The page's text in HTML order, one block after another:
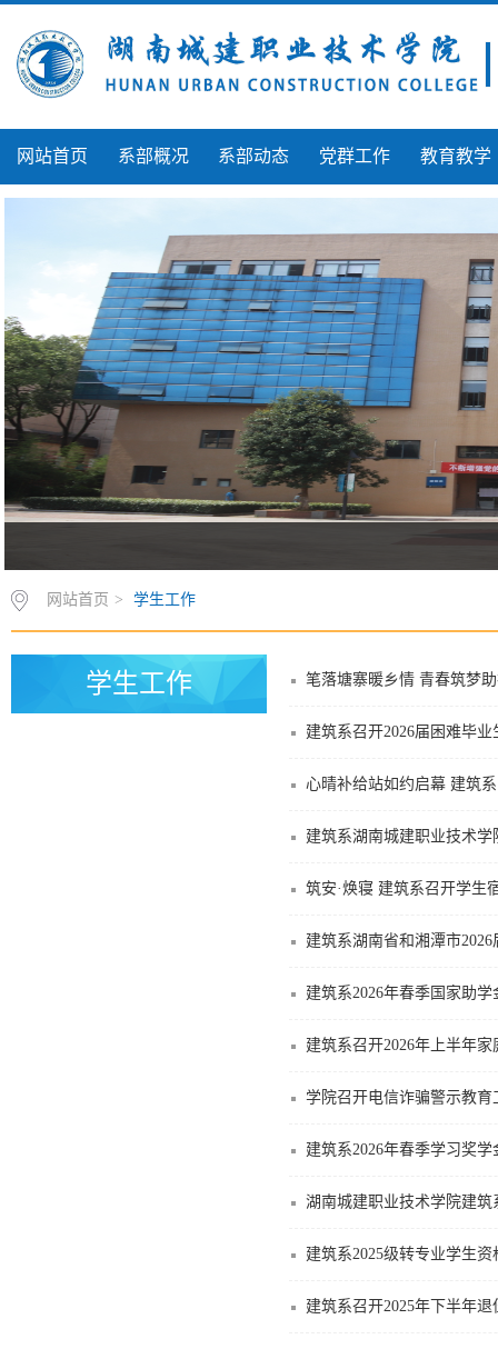
网站首页 系部概况 系部动态 党群工作 教育教学
网站首页 > 学生工作
学生工作 笔落塘寨暖乡情 青春筑梦
建筑系召开2026届困难毕业
心晴补给站如约启幕 建筑
建筑系湖南城建职业技术
筑安·焕寝 建筑系召开学生
建筑系湖南省和湘潭市
建筑系2026年春季国家助
建筑系召开2026年上半年
学院召开电信诈骗警示教育
建筑系2026年春季学习奖
湖南城建职业技术学院建筑
建筑系2025级转专业学生
建筑系召开2025年下半年